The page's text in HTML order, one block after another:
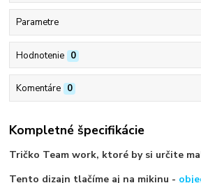
Parametre
Hodnotenie 0
Komentáre 0
Kompletné špecifikácie
Tričko Team work, ktoré by si určite
Tento dizajn tlačíme aj na mikinu -